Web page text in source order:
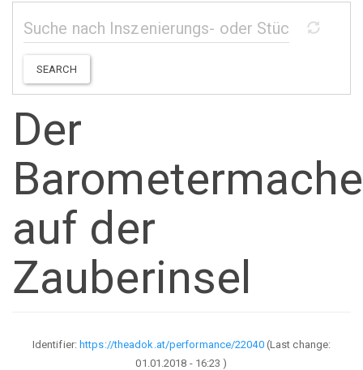
SEARCH
Der
auf der
Zauberinsel
Identifier:https://theadok.at/performance/22040(Last change:
01.01.2018 - 16:23 )